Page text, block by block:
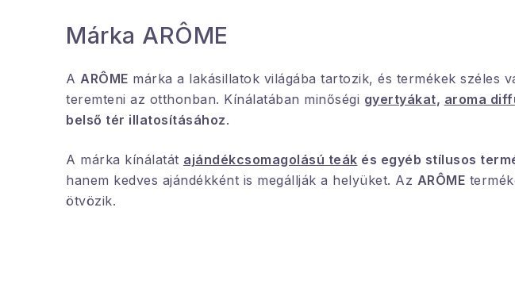
Márka ARÔME
A ARÔME márka a lakásillatok világába tartozik, és termékek széles
teremteni az otthonban. Kínálatában minőségi gyertyákat, aroma
belső tér illatosításához.
A márka kínálatát ajándékcsomagolású teák és egyéb stílusos
hanem kedves ajándékként is megállják a helyüket. Az ARÔME
ötvözik.